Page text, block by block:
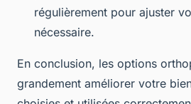
régulièrement pour ajuster
nécessaire.
En conclusion, les options
grandement améliorer votre